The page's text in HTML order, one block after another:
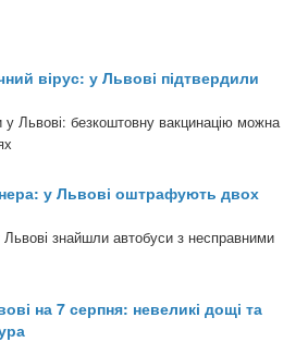
вірус: у Львові підтвердили
у Львові: безкоштовну вакцинацію можна
у Львові оштрафують двох
Львові знайшли автобуси з несправними
на 7 серпня: невеликі дощі та